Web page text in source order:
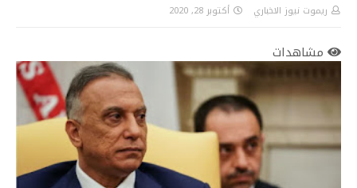
ريموت نيوز الاخباري أكتوبر 28, 2020
مشاهدات